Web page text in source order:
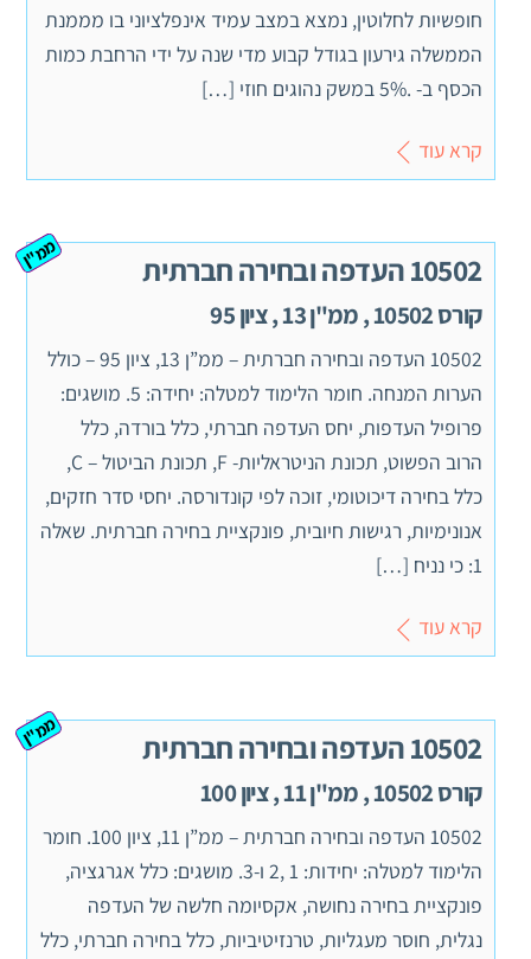
חופשיות לחלוטין, נמצא במצב עמיד אינפלציוני בו מממנת
הממשלה גירעון בגודל קבוע מדי שנה על ידי הרחבת כמות
הכסף ב- .5% במשק נהוגים חוזי […]
קרא עוד
10502 העדפה ובחירה חברתית
קורס 10502 , ממ"ן 13 , ציון 95
ממ"ן
10502 העדפה ובחירה חברתית – ממ”ן 13, ציון 95 – כולל
הערות המנחה. חומר הלימוד למטלה: יחידה: 5. מושגים:
פרופיל העדפות, יחס העדפה חברתי, כלל בורדה, כלל
הרוב הפשוט, תכונת הניטראליות- F, תכונת הביטול – C,
כלל בחירה דיכוטומי, זוכה לפי קונדורסה. יחסי סדר חזקים,
אנונימיות, רגישות חיובית, פונקציית בחירה חברתית. שאלה
1: כי נניח […]
קרא עוד
10502 העדפה ובחירה חברתית
קורס 10502 , ממ"ן 11 , ציון 100
ממ"ן
10502 העדפה ובחירה חברתית – ממ”ן 11, ציון 100. חומר
הלימוד למטלה: יחידות: 1 ,2 ו-3. מושגים: כלל אגרגציה,
פונקציית בחירה נחושה, אקסיומה חלשה של העדפה
נגלית, חוסר מעגליות, טרנזיטיביות, כלל בחירה חברתי, כלל